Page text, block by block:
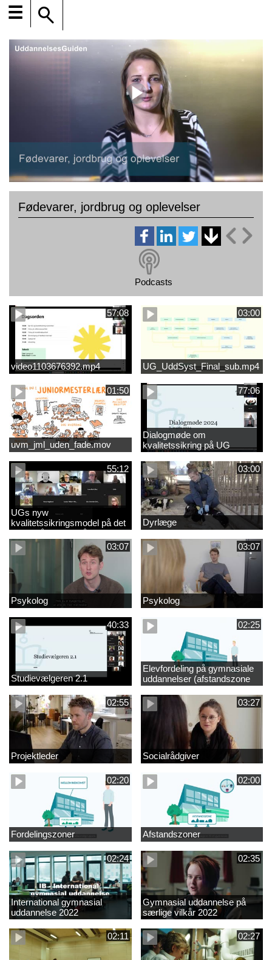
☰
Fødevarer, jordbrug og oplevelser
Podcasts
57:08
video1103676392.mp4
03:00
UG_UddSyst_Final_sub.mp4
01:50
uvm_jml_uden_fade.mov
77:06
Dialogmøde om
kvalitetssikring på UG
55:12
UGs nyw
kvalitetssikringsmodel på det
videregående område
03:00
Dyrlæge
03:07
Psykolog
03:07
Psykolog
40:33
Studievælgeren 2.1
02:25
Elevfordeling på gymnasiale
uddannelser (afstandszone
redigeret)
02:55
Projektleder
03:27
Socialrådgiver
02:20
Fordelingszoner
02:00
Afstandszoner
02:24
International gymnasial
uddannelse 2022
02:35
Gymnasial uddannelse på
særlige vilkår 2022
02:11 02:27